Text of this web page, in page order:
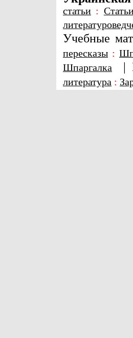
статьи :
Учебные
пересказы :
Шпаргалка |
литература :